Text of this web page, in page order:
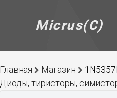
Micrus(C)
Главная Магазин
Диоды, тиристоры,